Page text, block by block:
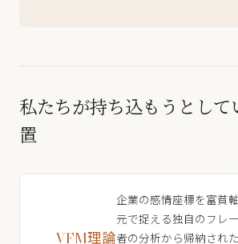
私たちが持ち込もうとし
置
VFM理論
企業の感情座標を富貧
元で捉える独自のフレ
者の分析から帰納され